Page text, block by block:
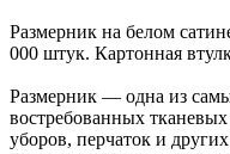
Размерник на белом
000 штук. Картонная
Размерник — одна из
востребованных
уборов, перчаток и